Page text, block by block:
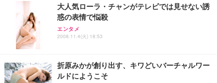
レスト 3Dヘッドレスト ハンガー付き 高反発クッシ
ョン PCチェア 通気性メッシュ ゲーミング/勉強/事
務用 おしゃれ パソコンチェア (ホワイト)
￥7,680
ANDWINT オフィスチェア デスクチェア 肘なし メ
ト 幅52×奥行58.5×高さ84～96cm テレワーク 在宅
勤務 ブラック
￥4,139
応 ComfortView ビジネス向け
￥15,800
【MiniLED/24.5inch/280Hz/FHD】GRAPHT THE S
像低減 (3年保証 | 輝点保証 | 日本メーカー)
￥34,980
￥3,670
アイリスオーヤマ ペットシーツ 超厚型 お徳用 レギ
￥3,731
大人気ローラ・チャンがテレビでは見せない誘
惑の表情で悩殺
エンタメ
2008.11.4(火) 18:53
折原みかが創り出す、キワどいバーチャルワー
ルドにようこそ